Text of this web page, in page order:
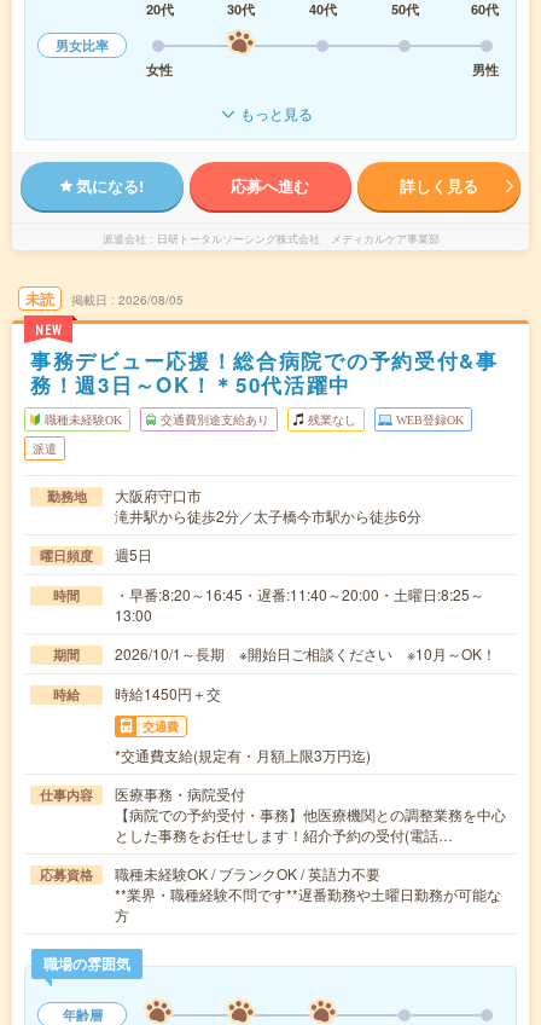
20代 30代 40代 50代
60代
男女比率
女性
男性
もっと見る
気になる! 応募へ進む 詳しく見る
派遣会社 日研トータルソーシング株式会社 メディカルケア事業部
未読
NEW
掲載日 2026/08/05
事務デビュー応援！総合病院での予約受付&事
務！週3日～OK！＊50代活躍中
職種未経験OK 交通費別途支給あり 残業なし WEB登録OK
派遣
勤務地
大阪府守口市
滝井駅から徒歩2分／太子橋今市駅から徒歩6分
曜日頻度 週5日
時間
・早番:8:20～16:45・遅番:11:40～20:00・土曜日:8:25～
13:00
期間 2026/10/1～長期 ※開始日ご相談ください ※10月～OK！
時給 時給1450円＋交
交通費
*交通費支給(規定有・月額上限3万円迄)
仕事内容
医療事務・病院受付
【病院での予約受付・事務】他医療機関との調整業務を中心
とした事務をお任せします！紹介予約の受付(電話…
応募資格
職種未経験OK / ブランクOK / 英語力不要
**業界・職種経験不問です**遅番勤務や土曜日勤務が可能な
方
職場の雰囲気
年齢層